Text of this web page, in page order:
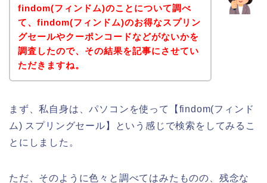
findom(フィンドム)のことについて調べ
て、findom(フィンドム)のお得なスプリン
グセールやクーポンコードなどがないかを
調査したので、その結果を記事にさせてい
ただきますね。
まず、私自身は、パソコンを使って【findom(フィンド
ム) スプリングセール】という感じで検索をしてみるこ
とにしました。
ただ、そのように色々と調べてはみたものの、残念な